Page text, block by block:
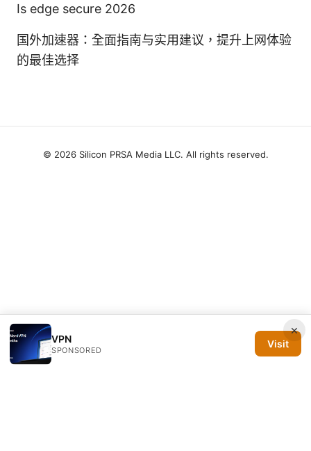
Is edge secure 2026
国外加速器：全面指南与实用建议，提升上网体验
的最佳选择
×
VPN
SPONSORED
Visit
© 2026 Silicon PRSA Media LLC. All rights reserved.